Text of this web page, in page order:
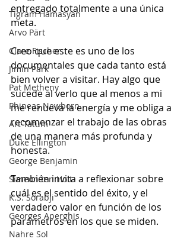
Tigram Hamasyan
Arvo Pärt
Clare Fischer
Jimin Park
Pat Metheny
Phineas Newborn
Art Tatum
Duke Ellington
George Benjamin
Simeon ten Holt
K.S. Sorabji
Georges Aperghis
Nahre Sol
entregado totalmente a una única
meta.
Creo que este es uno de los
documentales que cada tanto está
bien volver a visitar. Hay algo que
sucede al verlo que al menos a mi
me renueva la energía y me obliga a
recomenzar el trabajo de las obras
de una manera más profunda y
honesta.
También invita a reflexionar sobre
cuál es el sentido del éxito, y el
verdadero valor en función de los
parámetros en los que se miden.